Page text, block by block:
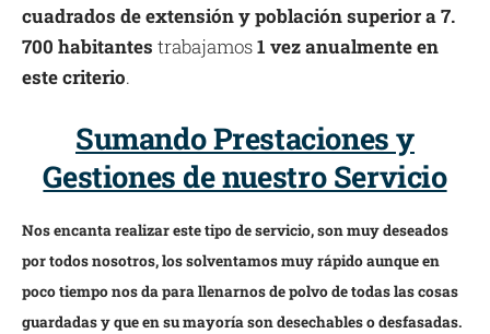
cuadrados de extensión y población superior a 7.
700 habitantes trabajamos1 vez anualmente en
este criterio.
Sumando Prestaciones y
Gestiones de nuestro Servicio
Nos encanta realizar este tipo de servicio, son muy deseados
por todos nosotros, los solventamos muy rápido aunque en
poco tiempo nos da para llenarnos de polvo de todas las cosas
guardadas y que en su mayoría son desechables o desfasadas.